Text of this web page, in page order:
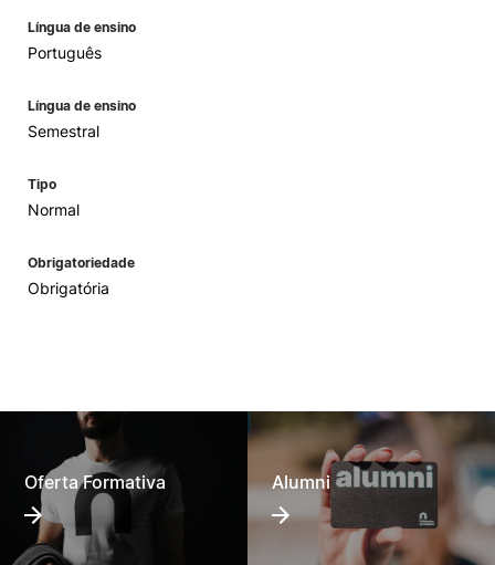
Língua de ensino
Português
Língua de ensino
Semestral
Tipo
Normal
Obrigatoriedade
Obrigatória
Oferta Formativa Alumni